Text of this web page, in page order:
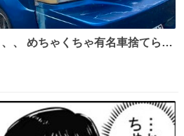
、 めちゃくちゃ有名車捨てられ
し、、 中も何にも残ってない
で数十年お疲れ様でした、、 #バ